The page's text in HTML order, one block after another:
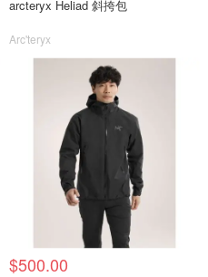
arcteryx Heliad 斜挎包
Arc'teryx
$500.00